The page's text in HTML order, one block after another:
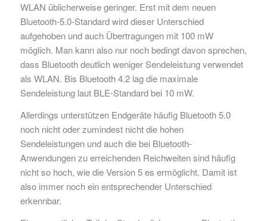
WLAN üblicherweise geringer. Erst mit dem neuen
Bluetooth-5.0-Standard wird dieser Unterschied
aufgehoben und auch Übertragungen mit 100 mW
möglich. Man kann also nur noch bedingt davon sprechen,
dass Bluetooth deutlich weniger Sendeleistung verwendet
als WLAN. Bis Bluetooth 4.2 lag die maximale
Sendeleistung laut BLE-Standard bei 10 mW.
Allerdings unterstützen Endgeräte häufig Bluetooth 5.0
noch nicht oder zumindest nicht die hohen
Sendeleistungen und auch die bei Bluetooth-
Anwendungen zu erreichenden Reichweiten sind häufig
nicht so hoch, wie die Version 5 es ermöglicht. Damit ist
also immer noch ein entsprechender Unterschied
erkennbar.